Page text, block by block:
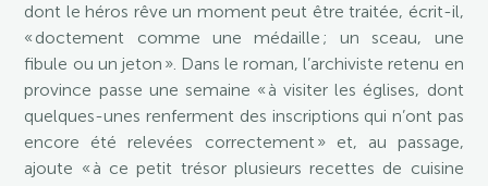
dont le héros rêve un moment peut être traitée, écrit-il,
« doctement comme une médaille ; un sceau, une
fibule ou un jeton ». Dans le roman, l’archiviste retenu en
province passe une semaine « à visiter les églises, dont
quelques-unes renferment des inscriptions qui n’ont pas
encore été relevées correctement » et, au passage,
ajoute « à ce petit trésor plusieurs recettes de cuisine